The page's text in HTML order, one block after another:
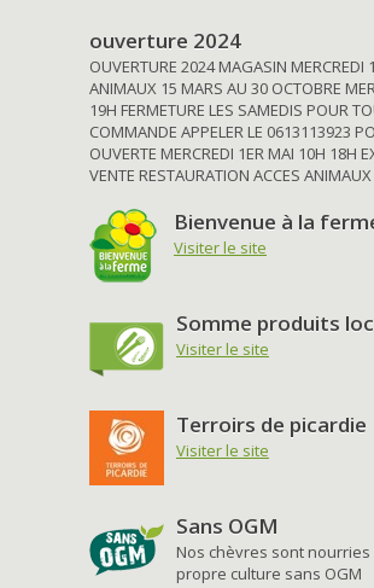
ouverture 2024
OUVERTURE 2024 MAGASIN MERCREDI
ANIMAUX 15 MARS AU 30 OCTOBRE
19H FERMETURE LES SAMEDIS POUR
COMMANDE APPELER LE 0613113923
OUVERTE MERCREDI 1ER MAI 10H 18H
VENTE RESTAURATION ACCES ANIMAUX
Bienvenue à la
Visiter le site
Somme produits
Visiter le site
Terroirs de picardie
Visiter le site
Sans OGM
Nos chèvres sont nourries
propre culture sans OGM